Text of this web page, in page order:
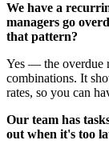
We have a
managers go
that pattern?
Yes — the overdue
combinations. It
rates, so you can
Our team has
out when it's too